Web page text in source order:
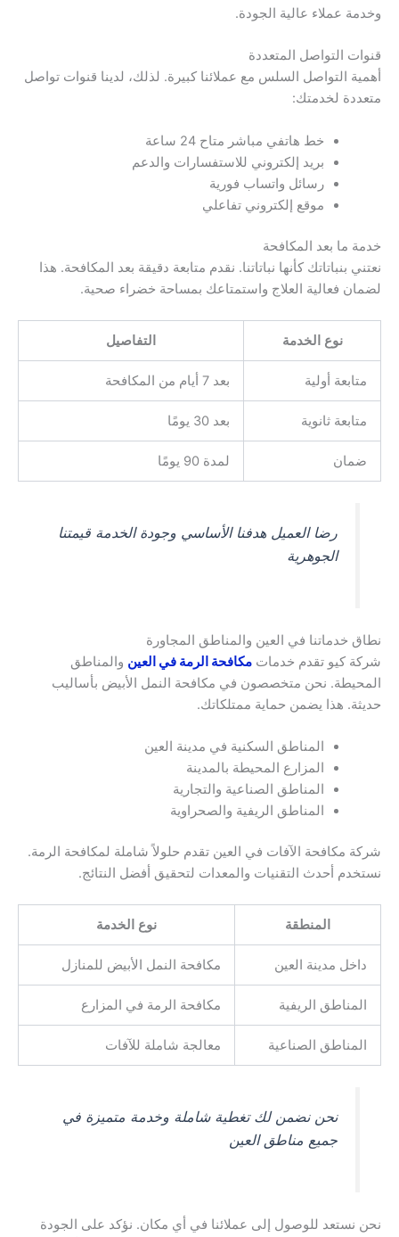
وخدمة عملاء عالية الجودة.
قنوات التواصل المتعددة
أهمية التواصل السلس مع عملائنا كبيرة. لذلك، لدينا قنوات تواصل
متعددة لخدمتك:
خط هاتفي مباشر متاح 24 ساعة
بريد إلكتروني للاستفسارات والدعم
رسائل واتساب فورية
موقع إلكتروني تفاعلي
خدمة ما بعد المكافحة
نعتني بنباتاتك كأنها نباتاتنا. نقدم متابعة دقيقة بعد المكافحة. هذا
لضمان فعالية العلاج واستمتاعك بمساحة خضراء صحية.
نوع الخدمة التفاصيل
متابعة أولية بعد 7 أيام من المكافحة
متابعة ثانوية بعد 30 يومًا
ضمان لمدة 90 يومًا
رضا العميل هدفنا الأساسي وجودة الخدمة قيمتنا
الجوهرية
نطاق خدماتنا في العين والمناطق المجاورة
شركة كيو تقدم خدمات مكافحة الرمة في العين والمناطق
المحيطة. نحن متخصصون في مكافحة النمل الأبيض بأساليب
حديثة. هذا يضمن حماية ممتلكاتك.
المناطق السكنية في مدينة العين
المزارع المحيطة بالمدينة
المناطق الصناعية والتجارية
المناطق الريفية والصحراوية
شركة مكافحة الآفات في العين تقدم حلولاً شاملة لمكافحة الرمة.
نستخدم أحدث التقنيات والمعدات لتحقيق أفضل النتائج.
المنطقة نوع الخدمة
داخل مدينة العين مكافحة النمل الأبيض للمنازل
المناطق الريفية مكافحة الرمة في المزارع
المناطق الصناعية معالجة شاملة للآفات
نحن نضمن لك تغطية شاملة وخدمة متميزة في
جميع مناطق العين
نحن نستعد للوصول إلى عملائنا في أي مكان. نؤكد على الجودة